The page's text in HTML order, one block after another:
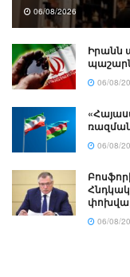
06/08/2026
Իրանն
06/08/
06/08/
06/08/